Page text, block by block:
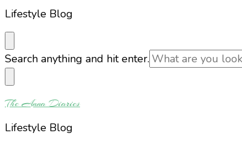
Lifestyle Blog
Looking
for
Something?
Search anything and hit enter.
The Anna Diaries
Lifestyle Blog